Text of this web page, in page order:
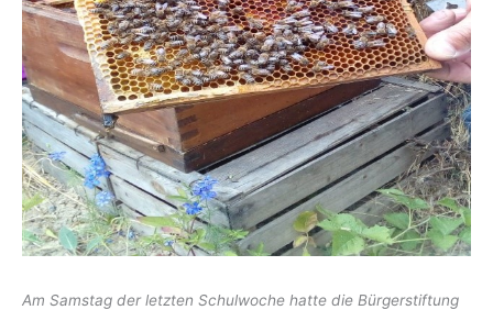
Am Samstag der letzten Schulwoche hatte die Bürgerstiftung